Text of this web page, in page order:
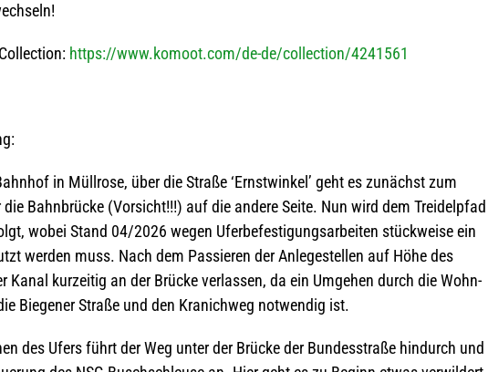
https://www.komoot.com/de-de/collection/4241561
in Müll­rose, über die Straße ‘Ernst­win­kel’ geht es zunächst zum
die Bahn­brü­cke (Vor­sicht!!!) auf die andere Seite. Nun wird dem Trei­del­pfad
wobei Stand 04/2026 wegen Ufer­be­fes­ti­gungs­ar­bei­ten stück­weise ein
wer­den muss. Nach dem Pas­sie­ren der Anle­ge­stel­len auf Höhe des
Kanal kur­zei­tig an der Brü­cke ver­las­sen, da ein Umge­hen durch die Wohn-
Bie­ge­ner Straße und den Kra­nich­weg not­wen­dig ist.
des Ufers führt der Weg unter der Brü­cke der Bun­des­straße hin­durch und